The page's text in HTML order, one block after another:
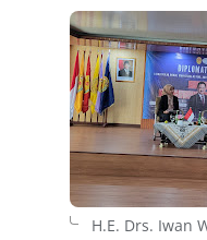
H.E. Drs. Iwan